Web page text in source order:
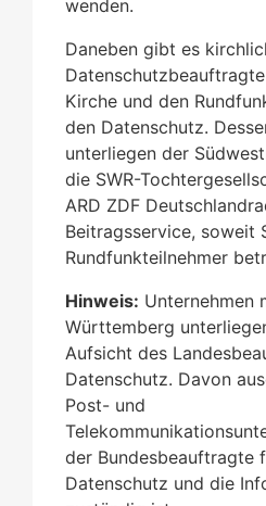
wenden.
Daneben gibt es
Kirche und den
den Datenschutz.
unterliegen der
die SWR-
ARD ZDF
Beitragsservice, soweit
Rundfunkteilnehmer
Hinweis: Unternehmen
Württemberg
Aufsicht des
Datenschutz. Davon
Post- und
der Bundesbeauftragte
Datenschutz und die